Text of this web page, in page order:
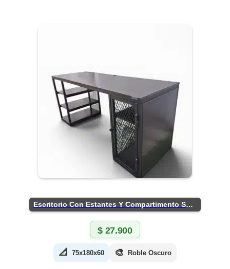
Escritorio Con Estantes Y Compartimento Seguro
$27.900
📐 75x180x60 🎨 Roble Oscuro